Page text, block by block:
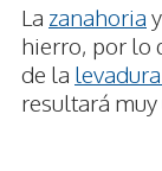
La zanahoria
hierro, por lo
de la
resultará